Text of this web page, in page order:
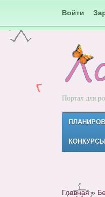
Войти
Портал для
КОНКУРСЫ
Главная»